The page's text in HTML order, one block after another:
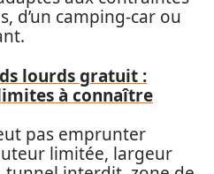
d’un camping-car ou
lourds gratuit :
à connaître
pas emprunter
limitée, largeur